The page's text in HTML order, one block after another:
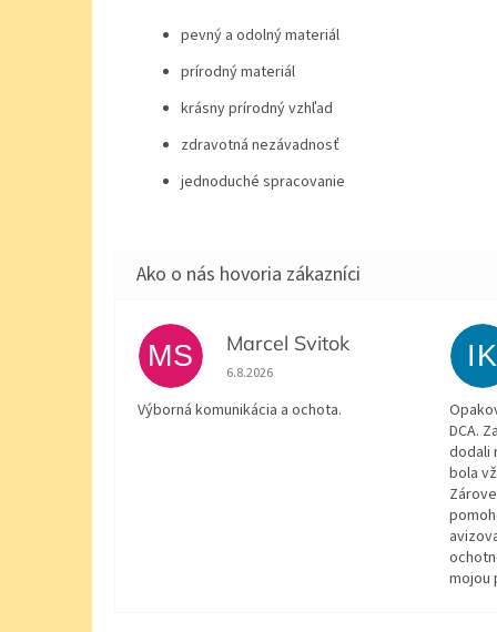
pevný a odolný materiál
prírodný materiál
krásny prírodný vzhľad
zdravotná nezávadnosť
jednoduché spracovanie
MS Marcel Svitok
Hodnotenie obchodu je 5 z 5 hviezdičiek.
6.8.2026
Výborná komunikácia a ochota.
IK
DCA.
dodali
bola
mojou